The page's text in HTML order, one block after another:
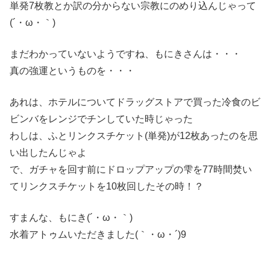
単発7枚教とか訳の分からない宗教にのめり込んじゃって
(´・ω・｀)
まだわかっていないようですね、もにきさんは・・・
真の強運というものを・・・
あれは、ホテルについてドラッグストアで買った冷食のビ
ビンバをレンジでチンしていた時じゃった
わしは、ふとリンクスチケット(単発)が12枚あったのを思
い出したんじゃよ
で、ガチャを回す前にドロップアップの雫を77時間焚い
てリンクスチケットを10枚回したその時！？
すまんな、もにき(´・ω・｀)
水着アトゥムいただきました(｀・ω・´)9